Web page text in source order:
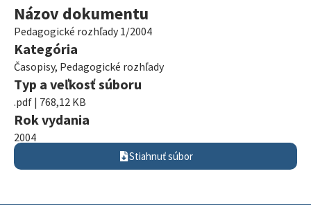
Názov dokumentu
Pedagogické rozhľady 1/2004
Kategória
Časopisy, Pedagogické rozhľady
Typ a veľkosť súboru
.pdf | 768,12 KB
Rok vydania
2004
Stiahnuť súbor